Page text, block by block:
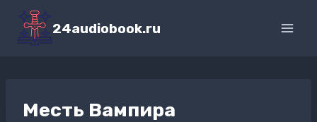
Перейти
содержимому
24audiobook.ru
Месть Вампира